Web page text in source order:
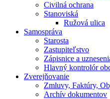
Civilná ochrana
Stanoviská
Ružová ulica
Samospráva
Starosta
Zastupiteľstvo
Zápisnice a
Hlavný kontrolór
Zverejňovanie
Zmluvy, Faktúry,
Archív dokumentov